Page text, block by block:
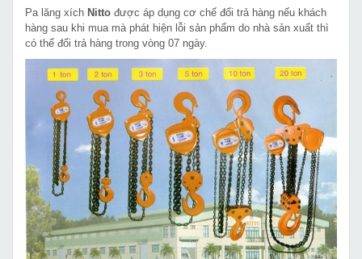
Pa lăng xích Nitto được áp dụng cơ chế đổi trả hàng nếu khách
hàng sau khi mua mà phát hiện lỗi sản phẩm do nhà sản xuất thì
có thể đổi trả hàng trong vòng 07 ngày.